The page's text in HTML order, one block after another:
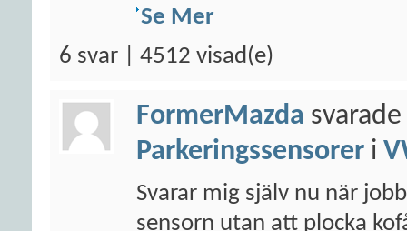
Se Mer
6 svar | 4512 visad(e)
FormerMazda
Parkeringssensorer i
Svarar mig själv nu när
sensorn utan att plocka